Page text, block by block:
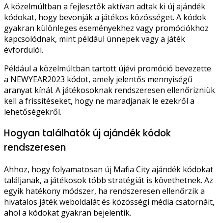
A közelmúltban a fejlesztők aktívan adtak ki új ajándék
kódokat, hogy bevonják a játékos közösséget. A kódok
gyakran különleges eseményekhez vagy promóciókhoz
kapcsolódnak, mint például ünnepek vagy a játék
évfordulói.
Például a közelmúltban tartott újévi promóció bevezette
a NEWYEAR2023 kódot, amely jelentős mennyiségű
aranyat kínál. A játékosoknak rendszeresen ellenőrizniük
kell a frissítéseket, hogy ne maradjanak le ezekről a
lehetőségekről.
Hogyan találhatók új ajándék kódok
rendszeresen
Ahhoz, hogy folyamatosan új Mafia City ajándék kódokat
találjanak, a játékosok több stratégiát is követhetnek. Az
egyik hatékony módszer, ha rendszeresen ellenőrzik a
hivatalos játék weboldalát és közösségi média csatornáit,
ahol a kódokat gyakran bejelentik.